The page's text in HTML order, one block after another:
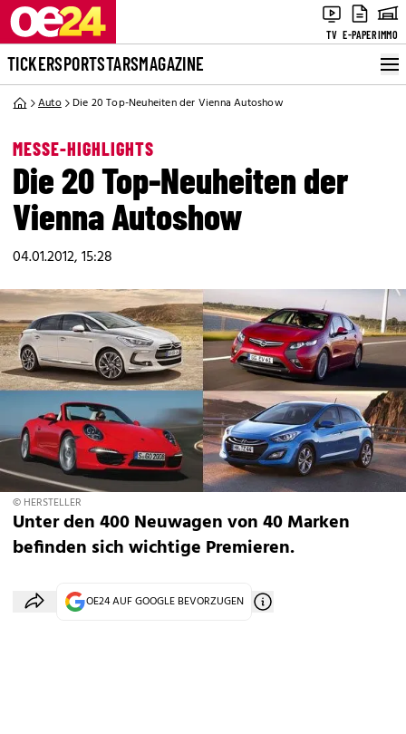
TV E-PAPERIMMO
TICKERSPORTSTARSMAGAZINE
Auto Die 20 Top-Neuheiten der Vienna Autoshow
MESSE-HIGHLIGHTS
Die 20 Top-Neuheiten der
Vienna Autoshow
04.01.2012, 15:28
© HERSTELLER
Unter den 400 Neuwagen von 40 Marken
befinden sich wichtige Premieren.
OE24 AUF GOOGLE BEVORZUGEN